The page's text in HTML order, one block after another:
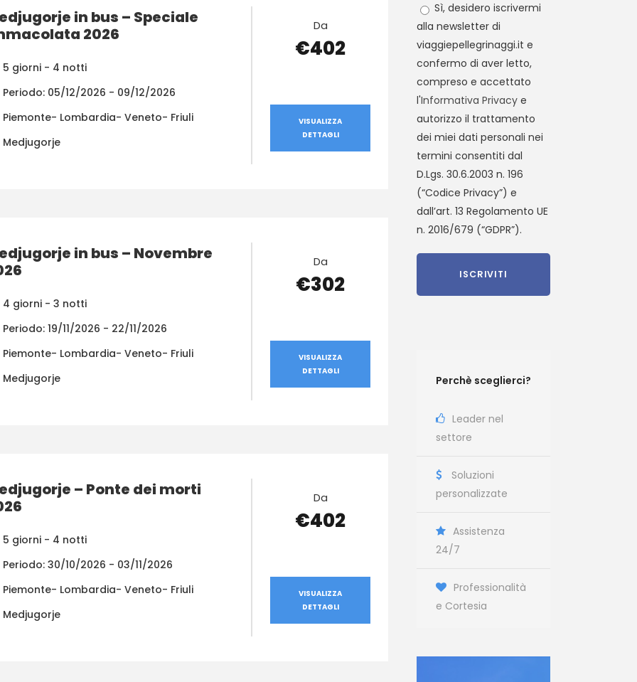
in bus – Speciale
2026
5 giorni - 4 notti
Periodo: 05/12/2026 - 09/12/2026
Piemonte- Lombardia- Veneto- Friuli
Medjugorje
Da
€402
VISUALIZZA
DETTAGLI
in bus – Novembre
4 giorni - 3 notti
Periodo: 19/11/2026 - 22/11/2026
Piemonte- Lombardia- Veneto- Friuli
Medjugorje
Da
€302
VISUALIZZA
DETTAGLI
– Ponte dei morti
5 giorni - 4 notti
Periodo: 30/10/2026 - 03/11/2026
Piemonte- Lombardia- Veneto- Friuli
Medjugorje
Da
€402
VISUALIZZA
DETTAGLI
Sì, desidero iscrivermi
alla newsletter di
viaggiepellegrinaggi.it e
confermo di aver letto,
compreso e accettato
l'Informativa Privacy e
autorizzo il trattamento
dei miei dati personali nei
termini consentiti dal
D.Lgs. 30.6.2003 n. 196
(“Codice Privacy”) e
dall’art. 13 Regolamento UE
n. 2016/679 (“GDPR”).
Perchè sceglierci?
Leader nel
settore
Soluzioni
personalizzate
Assistenza
24/7
Professionalità
e Cortesia